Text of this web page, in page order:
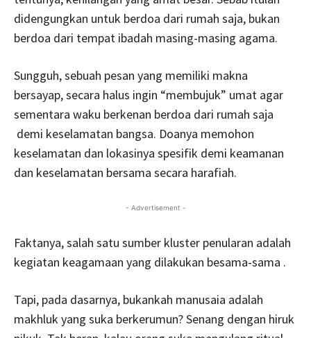
didengungkan untuk berdoa dari rumah saja, bukan
berdoa dari tempat ibadah masing-masing agama.
Sungguh, sebuah pesan yang memiliki makna
bersayap, secara halus ingin “membujuk” umat agar
sementara waku berkenan berdoa dari rumah saja
demi keselamatan bangsa. Doanya memohon
keselamatan dan lokasinya spesifik demi keamanan
dan keselamatan bersama secara harafiah.
- Advertisement -
Faktanya, salah satu sumber kluster penularan adalah
kegiatan keagamaan yang dilakukan besama-sama .
Tapi, pada dasarnya, bukankah manusaia adalah
makhluk yang suka berkerumun? Senang dengan hiruk